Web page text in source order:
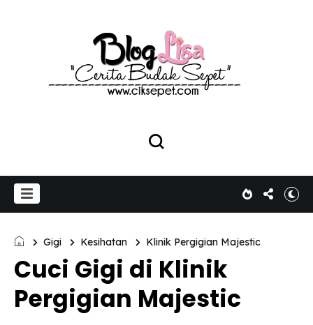
Gigi Kesihatan Klinik Pergigian Majestic
Cuci Gigi di Klinik
Pergigian Majestic